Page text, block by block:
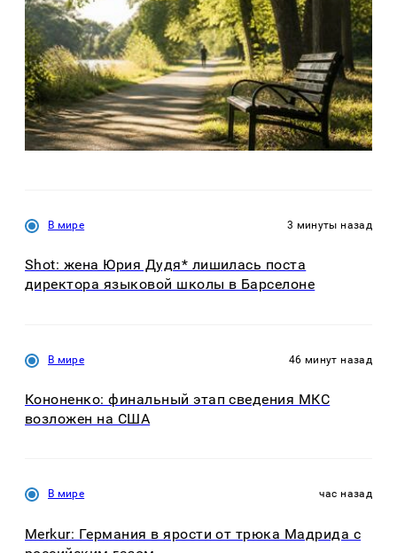
В мире 3 минуты назад
Shot: жена Юрия Дудя* лишилась поста
директора языковой школы в Барселоне
В мире 46 минут назад
Кононенко: финальный этап сведения МКС
возложен на США
В мире час назад
Merkur: Германия в ярости от трюка Мадрида с